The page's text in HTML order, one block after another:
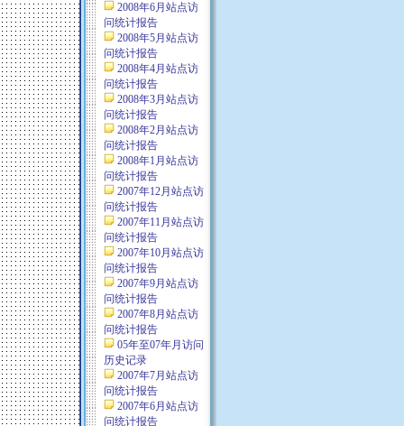
2008年6月站点访
问统计报告
2008年5月站点访
问统计报告
2008年4月站点访
问统计报告
2008年3月站点访
问统计报告
2008年2月站点访
问统计报告
2008年1月站点访
问统计报告
2007年12月站点访
问统计报告
2007年11月站点访
问统计报告
2007年10月站点访
问统计报告
2007年9月站点访
问统计报告
2007年8月站点访
问统计报告
05年至07年月访问
历史记录
2007年7月站点访
问统计报告
2007年6月站点访
问统计报告